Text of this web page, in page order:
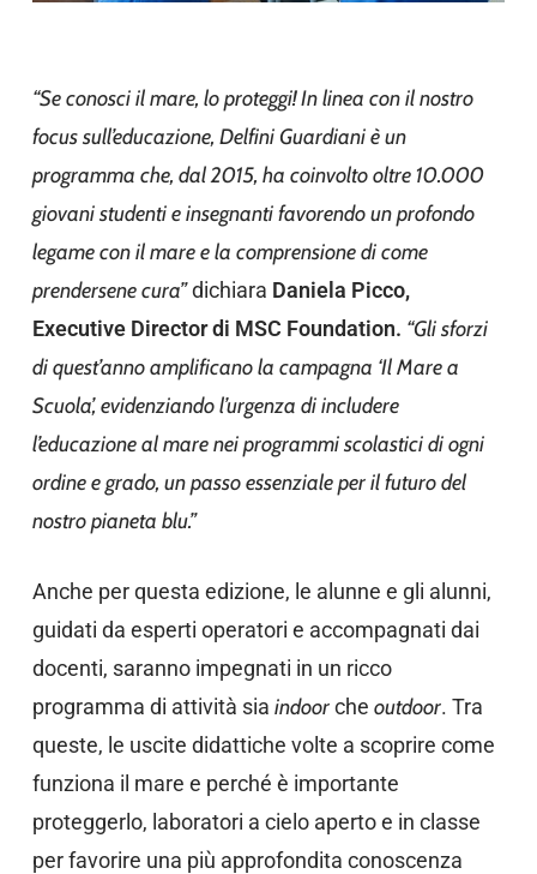
“Se conosci il mare, lo proteggi! In linea con il nostro
focus sull’educazione, Delfini Guardiani è un
programma che, dal 2015, ha coinvolto oltre 10.000
giovani studenti e insegnanti favorendo un profondo
legame con il mare e la comprensione di come
prendersene cura”dichiara Daniela Picco,
Executive Director di MSC Foundation. “Gli sforzi
di quest’anno amplificano la campagna ‘Il Mare a
Scuola’, evidenziando l’urgenza di includere
l’educazione al mare nei programmi scolastici di ogni
ordine e grado, un passo essenziale per il futuro del
nostro pianeta blu.”
Anche per questa edizione, le alunne e gli alunni,
guidati da esperti operatori e accompagnati dai
docenti, saranno impegnati in un ricco
programma di attività sia indoorche outdoor. Tra
queste, le uscite didattiche volte a scoprire come
funziona il mare e perché è importante
proteggerlo, laboratori a cielo aperto e in classe
per favorire una più approfondita conoscenza